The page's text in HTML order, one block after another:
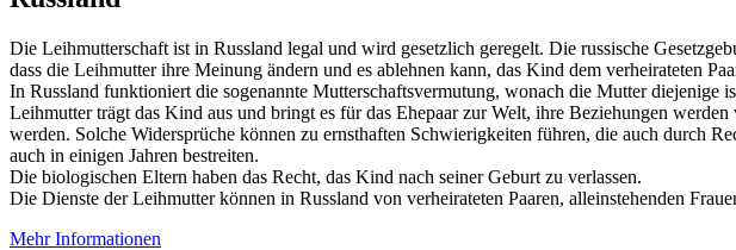
Die Leihmutterschaft ist in Russland legal und wird gesetzlich geregelt. Die russische
dass die Leihmutter ihre Meinung ändern und es ablehnen kann, das Kind dem verheirateten
In Russland funktioniert die sogenannte Mutterschaftsvermutung, wonach die Mutter diejenige
Leihmutter trägt das Kind aus und bringt es für das Ehepaar zur Welt, ihre Beziehungen
werden. Solche Widersprüche können zu ernsthaften Schwierigkeiten führen, die auch durch
auch in einigen Jahren bestreiten.
Die biologischen Eltern haben das Recht, das Kind nach seiner Geburt zu verlassen.
Die Dienste der Leihmutter können in Russland von verheirateten Paaren, alleinstehenden
Mehr Informationen